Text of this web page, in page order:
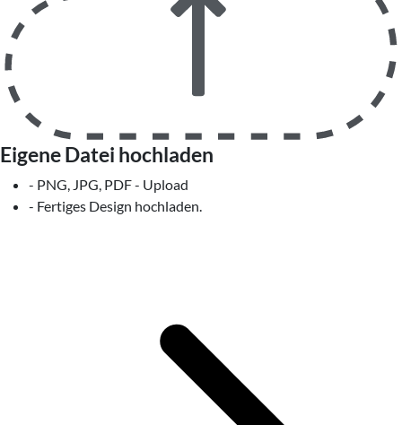
Eigene Datei hochladen
- PNG, JPG, PDF - Upload
- Fertiges Design hochladen.